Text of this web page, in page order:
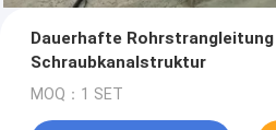
Dauerhafte
Schraubkanalstruktur
MOQ：1 SET